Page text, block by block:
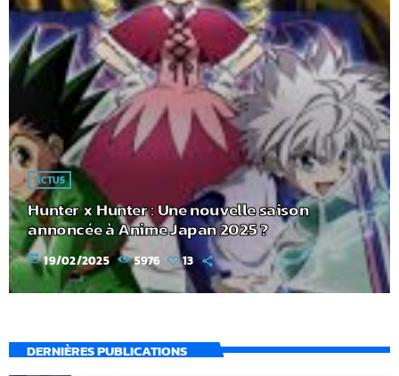
ACTUS
Hunter x Hunter : Une nouvelle saison
annoncée à Anime Japan 2025 ?
today 19/02/2025 5976 13
DERNIÈRES PUBLICATIONS